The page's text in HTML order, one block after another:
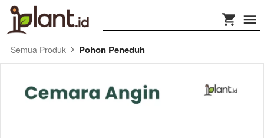
Semua Produk Pohon Peneduh